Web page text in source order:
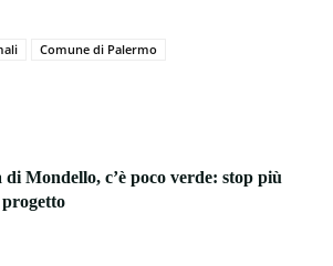
Comune di Palermo
Mondello, c’è poco verde: stop più